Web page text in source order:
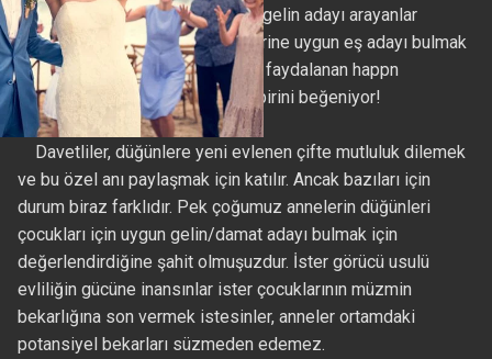
düğünlerde bekarları süzerek gelin adayı arayanlar
sadece anneler değil. Kendilerine uygun eş adayı bulmak
için teknolojinin nimetlerinden faydalanan happn
kullanıcıları da düğünlerde birbirini beğeniyor!
Davetliler, düğünlere yeni evlenen çifte mutluluk dilemek
ve bu özel anı paylaşmak için katılır. Ancak bazıları için
durum biraz farklıdır. Pek çoğumuz annelerin düğünleri
çocukları için uygun gelin/damat adayı bulmak için
değerlendirdiğine şahit olmuşuzdur. İster görücü usulü
evliliğin gücüne inansınlar ister çocuklarının müzmin
bekarlığına son vermek istesinler, anneler ortamdaki
potansiyel bekarları süzmeden edemez.